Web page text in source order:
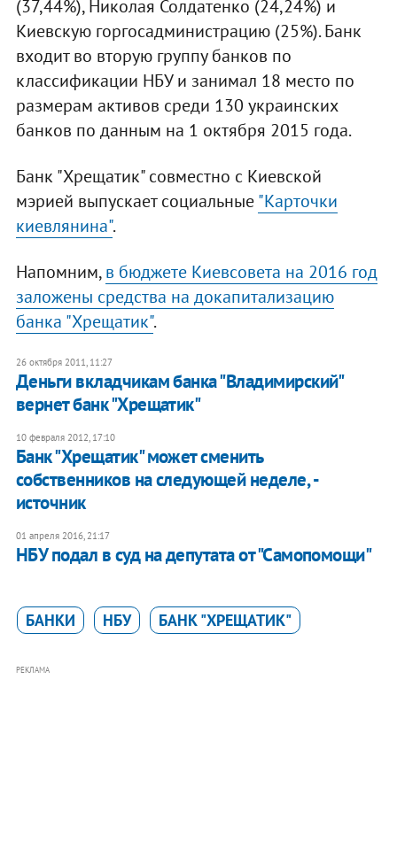
(37,44%), Николая Солдатенко (24,24%) и
Киевскую горгосадминистрацию (25%). Банк
входит во вторую группу банков по
классификации НБУ и занимал 18 место по
размерам активов среди 130 украинских
банков по данным на 1 октября 2015 года.
Банк "Хрещатик" совместно с Киевской
мэрией выпускает социальные"Карточки
киевлянина".
Напомним,в бюджете Киевсовета на 2016 год
заложены средства на докапитализацию
банка "Хрещатик".
26 октября 2011, 11:27
Деньги вкладчикам банка "Владимирский"
вернет банк "Хрещатик"
10 февраля 2012, 17:10
Банк "Хрещатик" может сменить
собственников на следующей неделе, -
источник
01 апреля 2016, 21:17
НБУ подал в суд на депутата от "Самопомощи"
БАНКИ НБУ БАНК "ХРЕЩАТИК"
РЕКЛАМА